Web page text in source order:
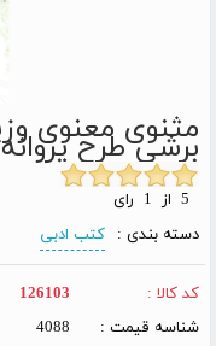
مثنوی معنوی
برشی طرح پروانه
دسته بندی :
کتب ادبی
کد کالا :
126103
شناسه قیمت :
4088